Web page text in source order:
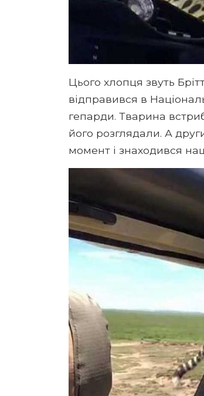
Цього хлопця звуть
відправився в
гепарди. Тварина
його розглядали. А
момент і знаходився